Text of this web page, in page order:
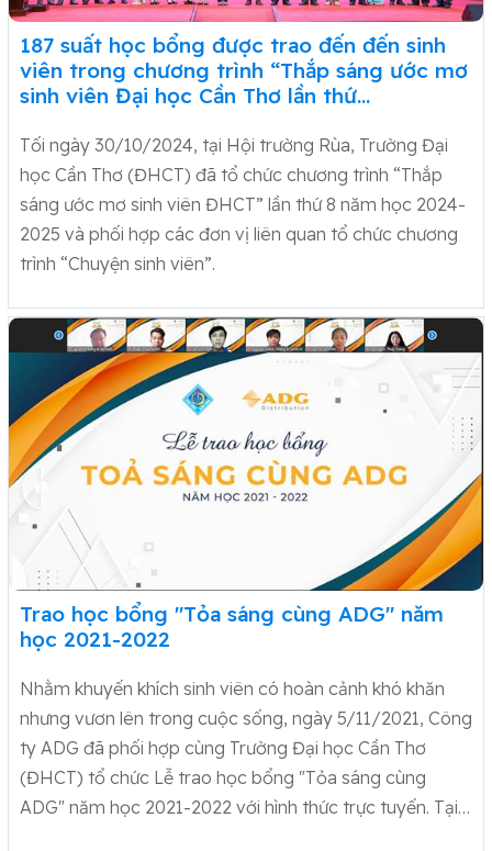
187 suất học bổng được trao đến đến sinh
viên trong chương trình “Thắp sáng ước mơ
sinh viên Đại học Cần Thơ lần thứ…
Tối ngày 30/10/2024, tại Hội trường Rùa, Trường Đại
học Cần Thơ (ĐHCT) đã tổ chức chương trình “Thắp
sáng ước mơ sinh viên ĐHCT” lần thứ 8 năm học 2024-
2025 và phối hợp các đơn vị liên quan tổ chức chương
trình “Chuyện sinh viên”.
Trao học bổng "Tỏa sáng cùng ADG" năm
học 2021-2022
Nhằm khuyến khích sinh viên có hoàn cảnh khó khăn
nhưng vươn lên trong cuộc sống, ngày 5/11/2021, Công
ty ADG đã phối hợp cùng Trường Đại học Cần Thơ
(ĐHCT) tổ chức Lễ trao học bổng "Tỏa sáng cùng
ADG" năm học 2021-2022 với hình thức trực tuyến. Tại…